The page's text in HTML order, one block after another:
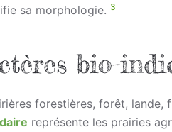
sa morphologie. 3
bio-
forestières, forêt, lande,
représente les prairies